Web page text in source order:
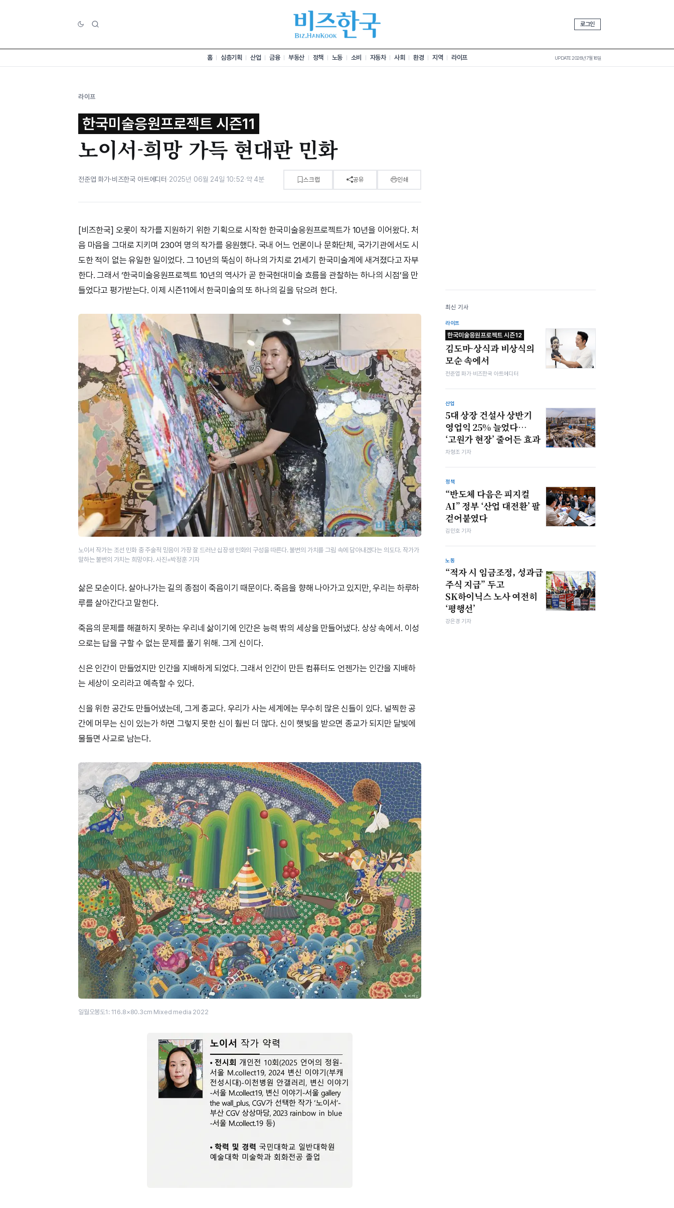
로그인
홈 심층기획 산업 금융 부동산 정책 노동 소비 자동차 사회 환경 지역 라이프 UPDATE 2026년 7월 16일
라이프
한국미술응원프로젝트 시즌11
노이서-희망 가득 현대판 민화
전준엽 화가·비즈한국 아트에디터 ·2025년 06월 24일 10:52·약 4분 스크랩 공유 인쇄
[비즈한국] 오롯이 작가를 지원하기 위한 기획으로 시작한 한국미술응원프로젝트가 10년을 이어왔다. 처
음 마음을 그대로 지키며 230여 명의 작가를 응원했다. 국내 어느 언론이나 문화단체, 국가기관에서도 시
도한 적이 없는 유일한 일이었다. 그 10년의 뚝심이 하나의 가치로 21세기 한국미술계에 새겨졌다고 자부
한다. 그래서 ‘한국미술응원프로젝트 10년의 역사가 곧 한국현대미술 흐름을 관찰하는 하나의 시점’을 만
들었다고 평가받는다. 이제 시즌11에서 한국미술의 또 하나의 길을 닦으려 한다.
노이서 작가는 조선 민화 중 주술적 믿음이 가장 잘 드러난 십장생 민화의 구성을 따른다. 불변의 가치를 그림 속에 담아내겠다는 의도다. 작가가
말하는 불변의 가치는 희망이다. 사진=박정훈 기자
삶은 모순이다. 살아나가는 길의 종점이 죽음이기 때문이다. 죽음을 향해 나아가고 있지만, 우리는 하루하
루를 살아간다고 말한다.
죽음의 문제를 해결하지 못하는 우리네 삶이기에 인간은 능력 밖의 세상을 만들어냈다. 상상 속에서. 이성
으로는 답을 구할 수 없는 문제를 풀기 위해. 그게 신이다.
신은 인간이 만들었지만 인간을 지배하게 되었다. 그래서 인간이 만든 컴퓨터도 언젠가는 인간을 지배하
는 세상이 오리라고 예측할 수 있다.
신을 위한 공간도 만들어냈는데, 그게 종교다. 우리가 사는 세계에는 무수히 많은 신들이 있다. 널찍한 공
간에 머무는 신이 있는가 하면 그렇지 못한 신이 훨씬 더 많다. 신이 햇빛을 받으면 종교가 되지만 달빛에
물들면 사교로 남는다.
일월오봉도1: 116.8×80.3cm Mixed media 2022
최신 기사
라이프
한국미술응원프로젝트 시즌12
김도마-상식과 비상식의
모순 속에서
전준엽 화가·비즈한국 아트에디터
산업
5대 상장 건설사 상반기
영업익 25% 늘었다…
‘고원가 현장’ 줄어든 효과
차형조 기자
정책
“반도체 다음은 피지컬
AI” 정부 ‘산업 대전환’ 팔
걷어붙였다
김민호 기자
노동
“적자 시 임금조정, 성과급
주식 지급” 두고
SK하이닉스 노사 여전히
‘평행선’
강은경 기자